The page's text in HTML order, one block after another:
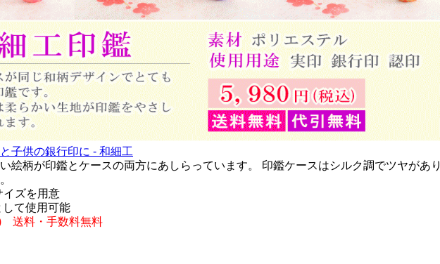
子供の銀行印に - 和細工
絵柄が印鑑とケースの両方にあしらっています。 印鑑ケースはシルク調でツヤがあり
ズを用意
て使用可能
送料・手数料無料